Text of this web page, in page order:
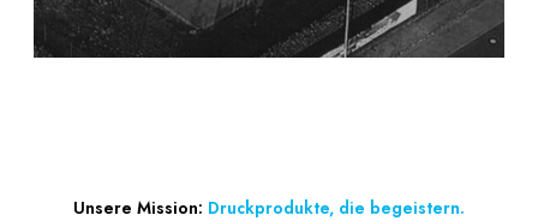
Unsere Mission: Druckprodukte, die begeistern.